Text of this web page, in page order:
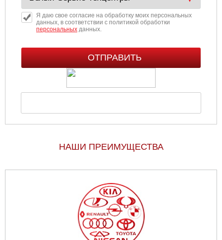
Я даю свое согласие на обработку моих персональных
данных, в соответствии с политикой обработки
персональныхданных.
НАШИ ПРЕИМУЩЕСТВА